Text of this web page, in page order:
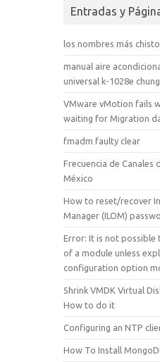
Entradas y
los nombres más
manual aire
universal k-1028e
VMware vMotion fails
waiting for Migration
fmadm faulty clear
Frecuencia de Canales
México
How to reset/recover
Manager (ILOM)
Error: It is not possible
of a module unless
configuration option
Shrink VMDK Virtual
How to do it
Configuring an NTP
How To Install